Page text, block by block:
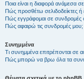
Ποια είναι η διαφορά ανάμεσα
Πώς προσθέτω σελιδοδείκτες
Πώς εγγράφομαι σε συνδρομές
Πώς αφαιρώ τις συνδρομές μου;
Συνημμένα
Τι συνημμένα επιτρέπονται σε
Πώς μπορώ να βρω όλα τα